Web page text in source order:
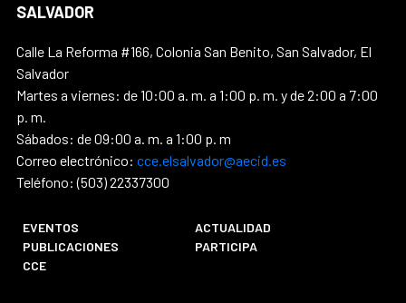
SALVADOR
Calle La Reforma #166, Colonia San Benito, San Salvador, El
Salvador
Martes a viernes: de 10:00 a. m. a 1:00 p. m. y de 2:00 a 7:00
p. m.
Sábados: de 09:00 a. m. a 1:00 p. m
Correo electrónico: cce.elsalvador@aecid.es
Teléfono: (503) 22337300
EVENTOS
ACTUALIDAD
PUBLICACIONES
PARTICIPA
CCE